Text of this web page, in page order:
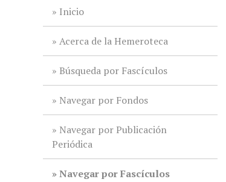
Inicio
Acerca de la Hemeroteca
Búsqueda por Fascículos
Navegar por Fondos
Navegar por Publicación
Periódica
Navegar por Fascículos